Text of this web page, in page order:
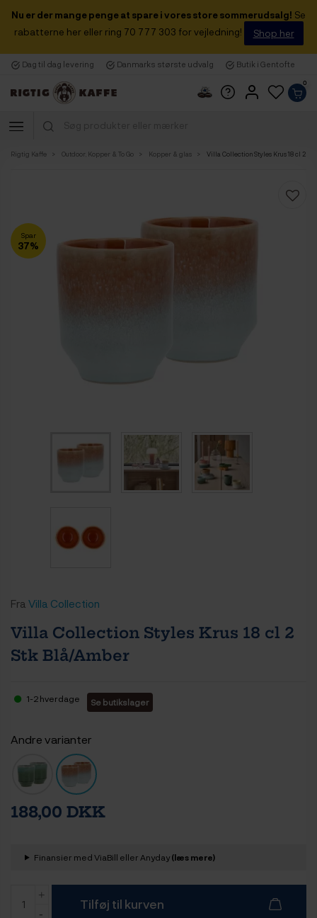
Nu er der mange penge at spare i vores store sommerudsalg! Se
rabatterne her eller ring 70 777 303 for vejledning!
Shop her
Dag til dag levering Danmarks største udvalg Butik i Gentofte
0
Rigtig Kaffe Outdoor, Kopper & To Go Kopper & glas Villa Collection Styles Krus 18 cl 2
Spar
37%
Fra Villa Collection
Villa Collection Styles Krus 18 cl 2
Stk Blå/Amber
1-2 hverdage Se butikslager
Andre varianter
188,00 DKK
Finansier med ViaBill eller Anyday(læs mere)
Tilføj til kurven